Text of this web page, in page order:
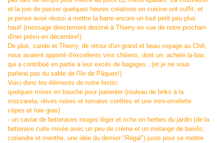
et la joie de passer quelques heures créatives en cuisine ont suffit, et
je pense avoir réussi à mettre la barre encore un tout petit peu plus
haut! (message directement destiné à Thierry en vue de notre prochain
dîner prévu en décembre!)
De plus, carole et Thierry, de retour d'un grand et beau voyage au Chili,
nous avaient apporté d'excellents vins chiliens, dont un, acheté la-bas,
qui a contribué en partie à leur excès de bagages...(et je ne vous
parlerai pas du sable de l'île de Pâques!)
Voici donc les éléments de notre festin:
quelques mises en bouche pour patienter (rouleau de briks à la
mozzarela, olives noires et tomates confites et une mini-omelette
cèpes et foie gras)
- un caviar de betteraves rouges léger et riche en herbes du jardin (de la
betterave cuite mixée avec un peu de crème et un mélange de basilic,
coriandre et menthe, une idée du dernier "Régal") juste pour se mettre